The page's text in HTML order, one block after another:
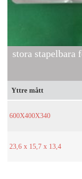
stora stapelbara
Yttre mått
600X400X340
23,6 x 15,7 x 13,4